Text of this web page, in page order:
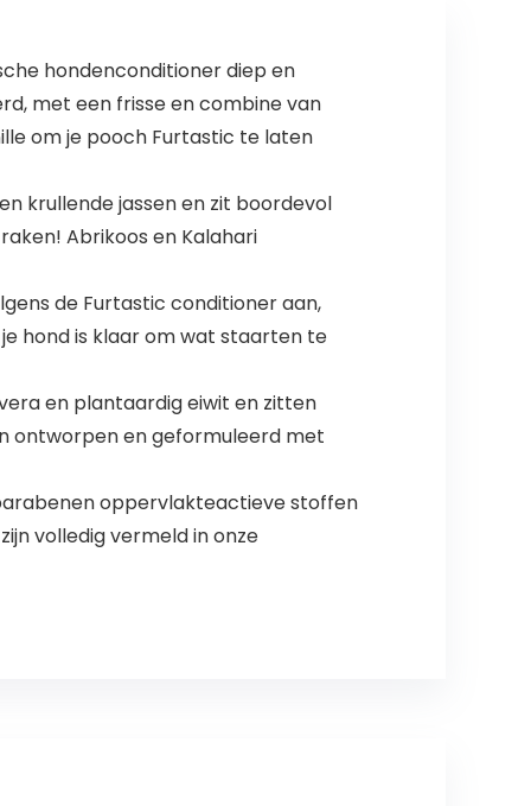
hondenconditioner diep en
met een frisse en combine van
om je pooch Furtastic te laten
krullende jassen en zit boordevol
Abrikoos en Kalahari
de Furtastic conditioner aan,
hond is klaar om wat staarten te
en plantaardig eiwit en zitten
ontworpen en geformuleerd met
oppervlakteactieve stoffen
volledig vermeld in onze